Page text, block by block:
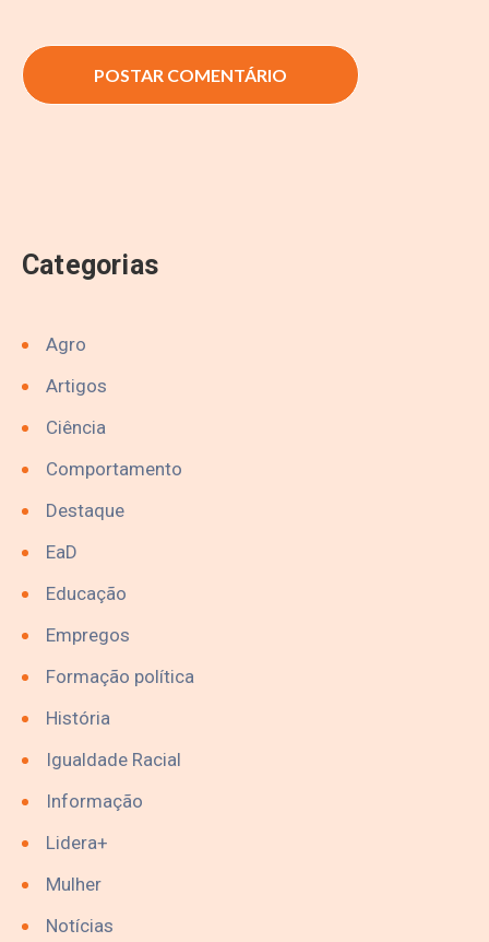
Categorias
Agro
Artigos
Ciência
Comportamento
Destaque
EaD
Educação
Empregos
Formação política
História
Igualdade Racial
Informação
Lidera+
Mulher
Notícias